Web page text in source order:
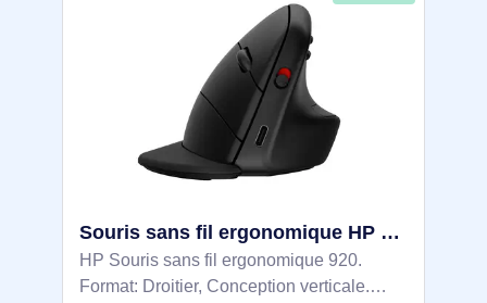
Souris sans fil ergonomique HP 920 - 6H1A4AA
HP Souris sans fil ergonomique 920.
Format: Droitier, Conception verticale.